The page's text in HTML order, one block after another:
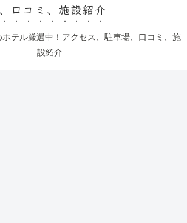
口コミ、施設紹介
テル厳選中！アクセス、駐車場、口コミ、施
設紹介.